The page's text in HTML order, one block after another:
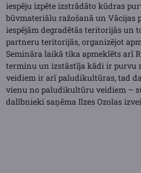
iespēju izpēte izstrādāto kūdras
būvmateriālu ražošanā un Vācijas
iespējām degradētās teritorijās un
partneru teritorijās, organizējot
Semināra laikā tika apmeklēts arī
terminu un izstāstīja kādi ir purvu
veidiem ir arī paludikultūras, tad
vienu no paludikultūru veidiem –
dalībnieki saņēma Ilzes Ozolas